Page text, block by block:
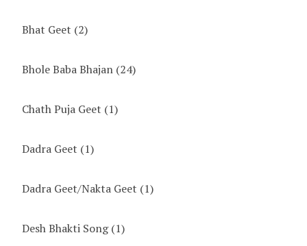
Bhat Geet (2)
Bhole Baba Bhajan (24)
Chath Puja Geet (1)
Dadra Geet (1)
Dadra Geet/Nakta Geet (1)
Desh Bhakti Song(1)